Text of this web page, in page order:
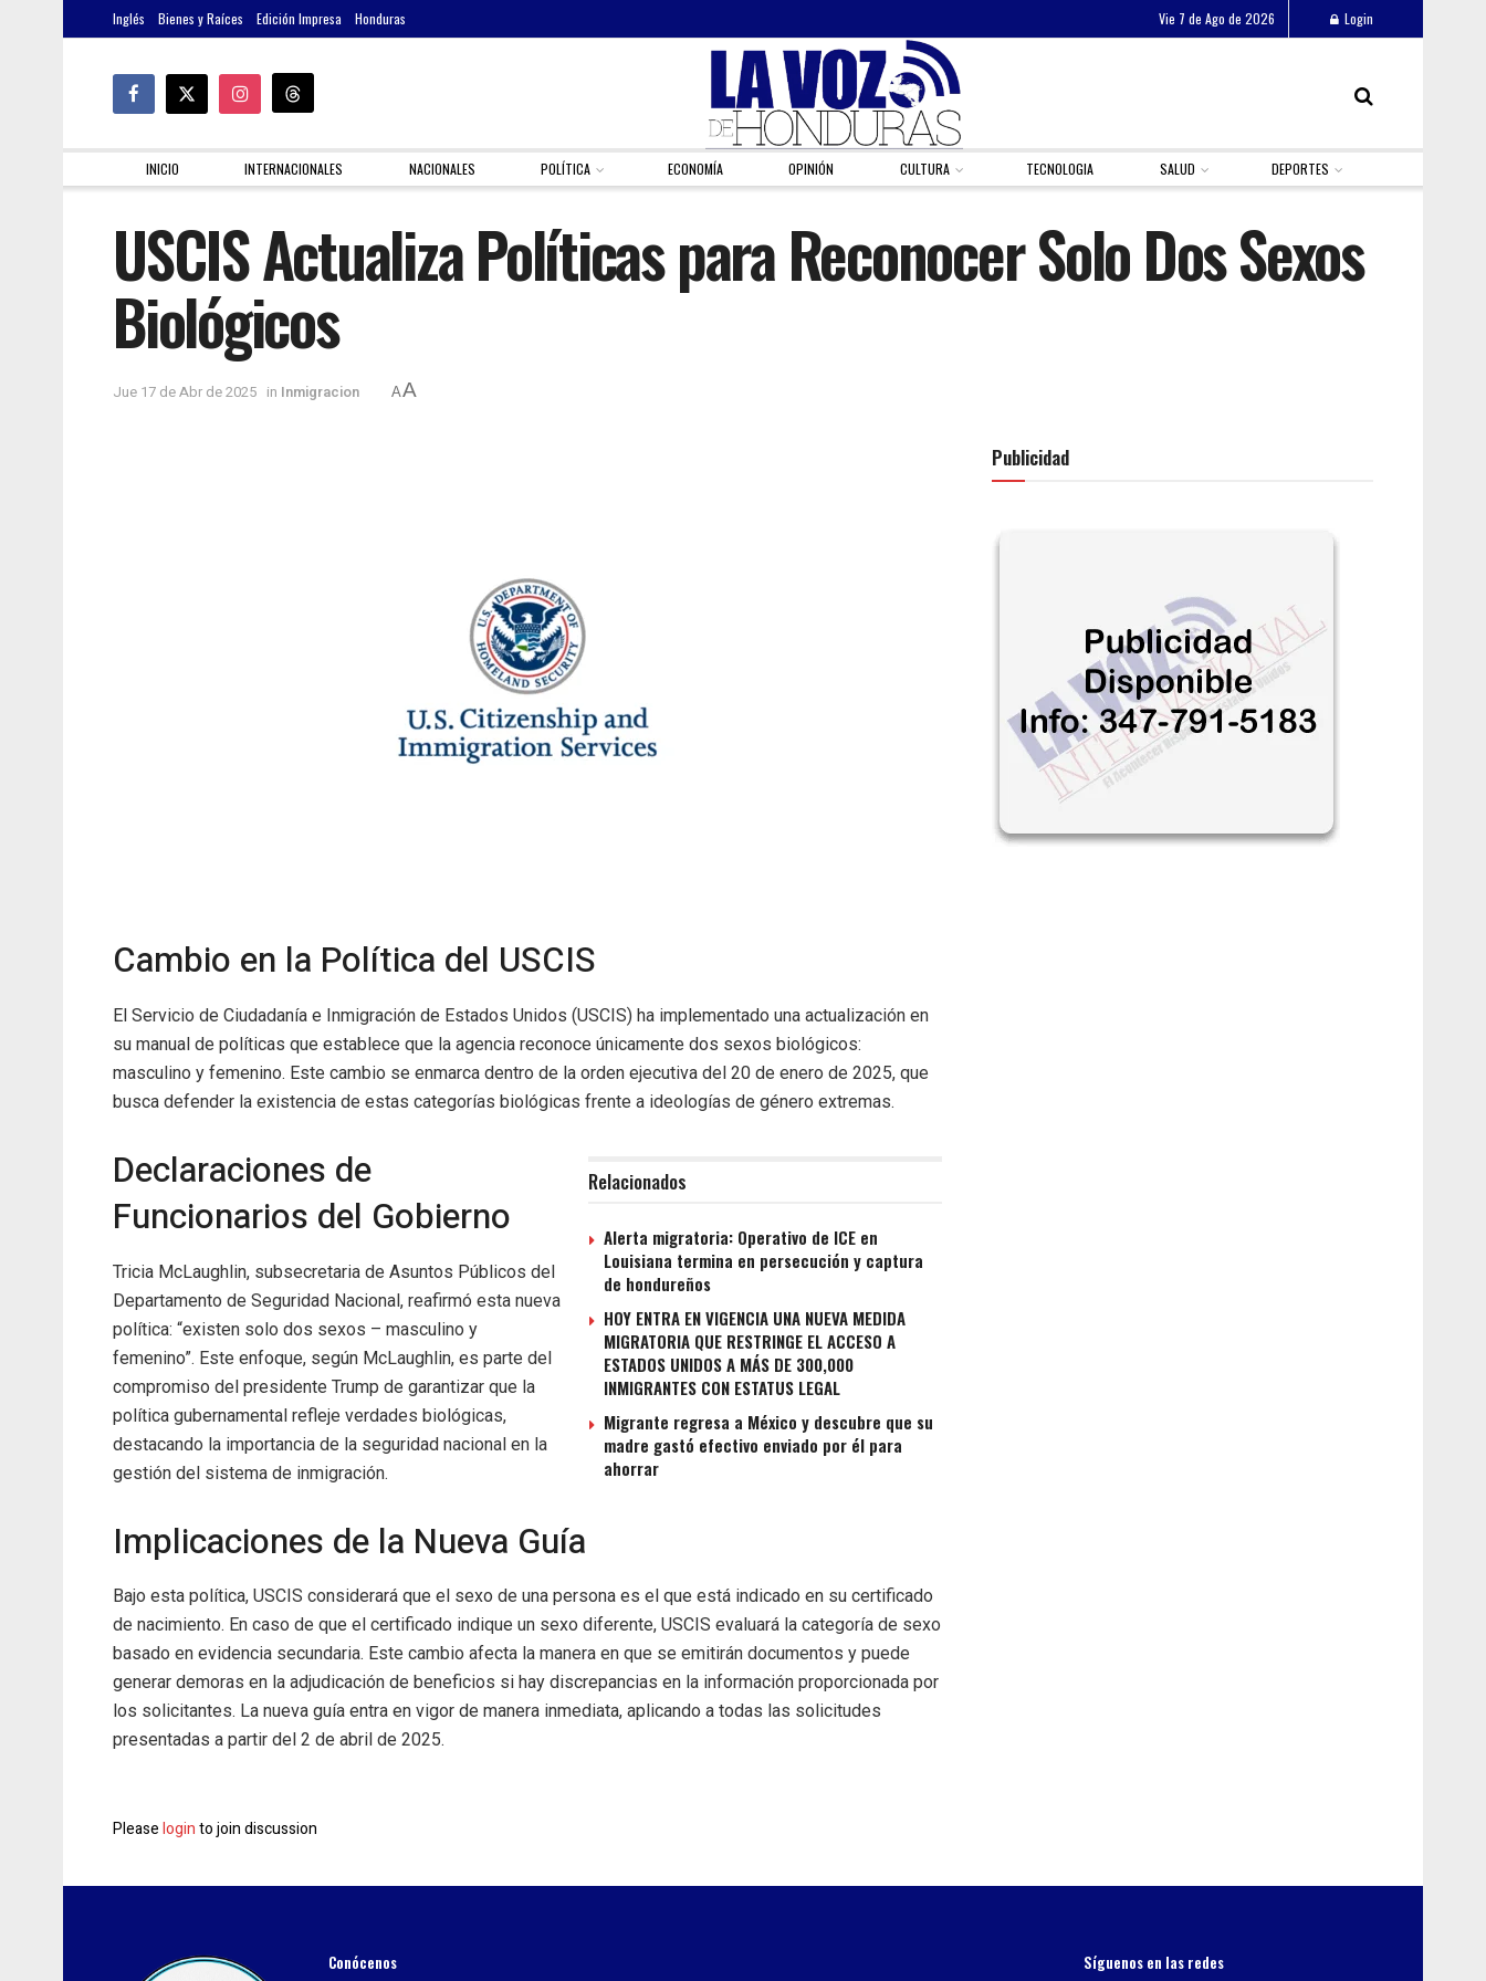
Inglés Bienes y Raíces Edición Impresa Honduras Vie 7 de Ago de 2026 Login
INICIO INTERNACIONALES NACIONALES POLÍTICA ECONOMÍA OPINIÓN CULTURA TECNOLOGIA SALUD DEPORTES
USCIS Actualiza Políticas para Reconocer Solo Dos Sexos
Biológicos
Jue 17 de Abr de 2025 in Inmigracion AA
Cambio en la Política del USCIS
El Servicio de Ciudadanía e Inmigración de Estados Unidos (USCIS) ha implementado una actualización en
su manual de políticas que establece que la agencia reconoce únicamente dos sexos biológicos:
masculino y femenino. Este cambio se enmarca dentro de la orden ejecutiva del 20 de enero de 2025, que
busca defender la existencia de estas categorías biológicas frente a ideologías de género extremas.
Relacionados
Alerta migratoria: Operativo de ICE en
Louisiana termina en persecución y captura
de hondureños
HOY ENTRA EN VIGENCIA UNA NUEVA MEDIDA
MIGRATORIA QUE RESTRINGE EL ACCESO A
ESTADOS UNIDOS A MÁS DE 300,000
INMIGRANTES CON ESTATUS LEGAL
Migrante regresa a México y descubre que su
madre gastó efectivo enviado por él para
ahorrar
Declaraciones de
Funcionarios del Gobierno
Tricia McLaughlin, subsecretaria de Asuntos Públicos del
Departamento de Seguridad Nacional, reafirmó esta nueva
política: “existen solo dos sexos – masculino y
femenino”. Este enfoque, según McLaughlin, es parte del
compromiso del presidente Trump de garantizar que la
política gubernamental refleje verdades biológicas,
destacando la importancia de la seguridad nacional en la
gestión del sistema de inmigración.
Implicaciones de la Nueva Guía
Bajo esta política, USCIS considerará que el sexo de una persona es el que está indicado en su certificado
de nacimiento. En caso de que el certificado indique un sexo diferente, USCIS evaluará la categoría de sexo
basado en evidencia secundaria. Este cambio afecta la manera en que se emitirán documentos y puede
generar demoras en la adjudicación de beneficios si hay discrepancias en la información proporcionada por
los solicitantes. La nueva guía entra en vigor de manera inmediata, aplicando a todas las solicitudes
presentadas a partir del 2 de abril de 2025.
Pleaseloginto join discussion
Publicidad
Conócenos Síguenos en las redes